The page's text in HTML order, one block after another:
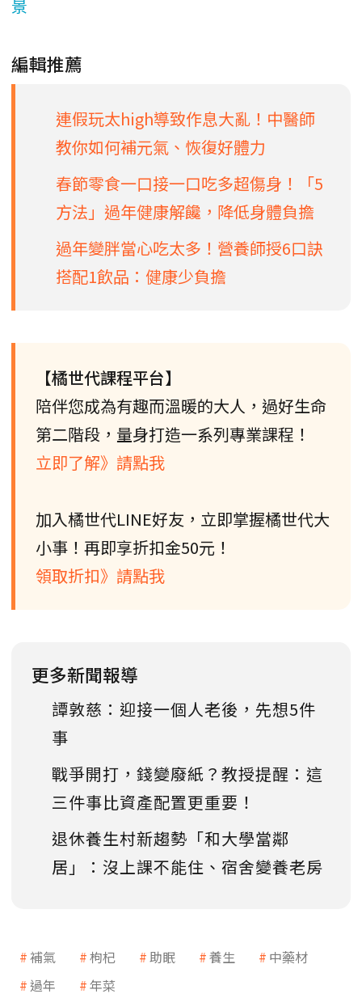
景
編輯推薦
連假玩太high導致作息大亂！中醫師
教你如何補元氣、恢復好體力
春節零食一口接一口吃多超傷身！「5
方法」過年健康解饞，降低身體負擔
過年變胖當心吃太多！營養師授6口訣
搭配1飲品：健康少負擔
【橘世代課程平台】
陪伴您成為有趣而溫暖的大人，過好生命
第二階段，量身打造一系列專業課程！
立即了解》請點我
加入橘世代LINE好友，立即掌握橘世代大
小事！再即享折扣金50元！
領取折扣》請點我
更多新聞報導
譚敦慈：迎接一個人老後，先想5件
事
戰爭開打，錢變廢紙？教授提醒：這
三件事比資產配置更重要！
退休養生村新趨勢「和大學當鄰
居」：沒上課不能住、宿舍變養老房
補氣 枸杞 助眠 養生
中藥材
過年
年菜